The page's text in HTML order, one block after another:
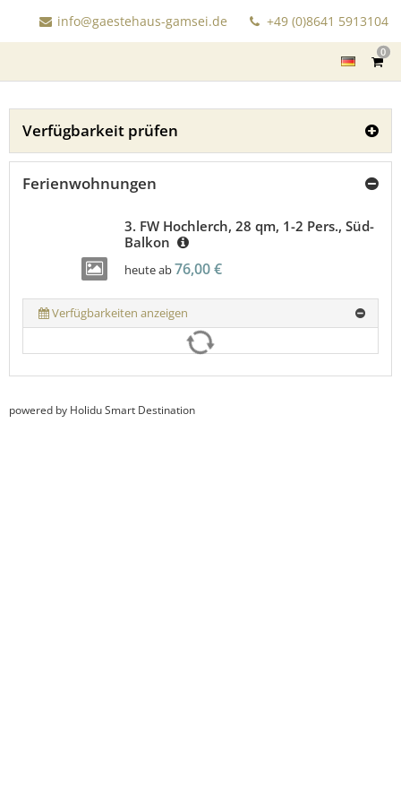
info@gaestehaus-gamsei.de +49 (0)8641 5913104
0
Verfügbarkeit prüfen
Ferienwohnungen
3. FW Hochlerch, 28 qm, 1-2 Pers., Süd-
Balkon
heute ab76,00 €
Verfügbarkeiten anzeigen
powered by Holidu Smart Destination